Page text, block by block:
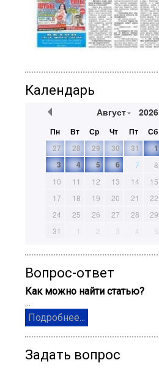
Календарь
Август 2026
Пн Вт Ср Чт Пт Сб
27
28 29 30 31 1
3
4 5 6 7 8
10
11 12 13 14 15
17
18 19 20 21 22
24
25 26 27 28 29
31
1 2 3 4 5
Вопрос-ответ
Как можно найти статью?
...
Подробнее...
Задать вопрос